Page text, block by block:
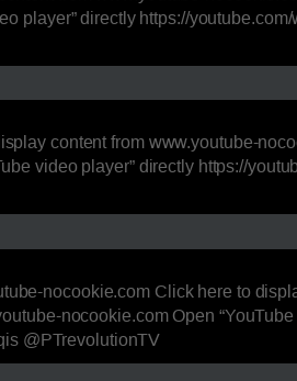
player” directly https://
content from www.youtube-
video player” directly https://
nocookie.com Click here to
nocookie.com Open “YouTube
@PTrevolutionTV